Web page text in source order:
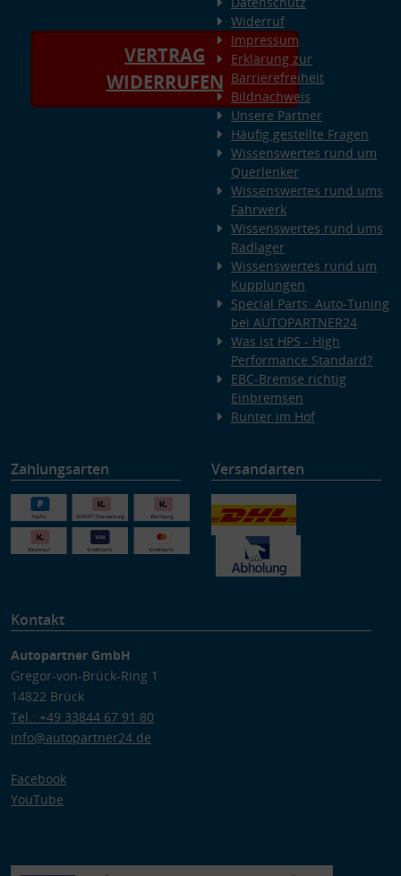
VERTRAG
WIDERRUFEN
Widerruf
Impressum
Erklärung zur
Barrierefreiheit
Bildnachweis
Unsere Partner
Häufig gestellte Fragen
Wissenswertes rund um
Querlenker
Wissenswertes rund ums
Fahrwerk
Wissenswertes rund ums
Radlager
Wissenswertes rund um
Kupplungen
Special Parts: Auto-Tuning
bei AUTOPARTNER24
Was ist HPS - High
Performance Standard?
EBC-Bremse richtig
Einbremsen
Runter im Hof
Zahlungsarten Versandarten
Kontakt
Autopartner GmbH
Gregor-von-Brück-Ring 1
14822 Brück
Tel.: +49 33844 67 91 80
info@autopartner24.de
Facebook
YouTube